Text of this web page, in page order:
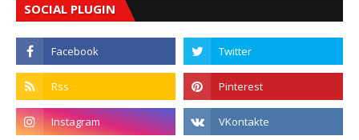
SOCIAL PLUGIN